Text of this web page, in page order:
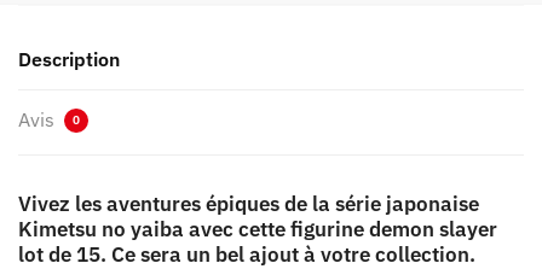
Description
Avis 0
Vivez les aventures épiques de la série japonaise
Kimetsu no yaiba avec cette figurine demon slayer
lot de 15. Ce sera un bel ajout à votre collection.